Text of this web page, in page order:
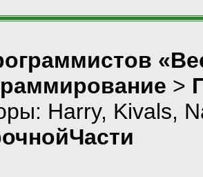
>
Harry, Kivals,